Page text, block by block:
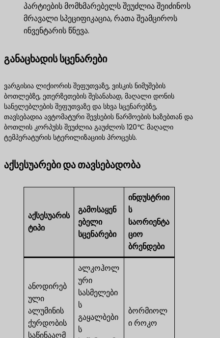
პარტიების მომხმარებელს შეუძლია შეიძინოს
მრავალი სპეციფიკაცია, რათა შეამციროს
ინვენტარის წნევა.
განაცხადის სცენარები
ვარგისია ლიქიორის შეფუთვაზე, ვისკის ნიმუშების
ბოთლებზე, ეთერზეთების შესანახად, მაღალი დონის
სანელებლების შეფუთვაზე და სხვა სცენარებზე,
თავსებადია ავტომატური შევსების წარმოების ხაზებთან და
ბოთლის კორპუსს შეუძლია გაუძლოს 120℃ მაღალი
ტემპერატურის სტერილიზაციის პროცესს.
აქსესუარები და თავსებადობა
აქსესუარის
ტიპი
გამოსაყენ
ებელი
სცენარები
ინდუსტრიი
ს
საორიენტა
ციო
ბრენდები
ანოდირებ
ული
ალუმინის
ქურდობის
საწინააღმ
ალკოჰოლ
ური
სასმელები
ს
გაყალბები
ს
ბორმიოლ
ი როკო